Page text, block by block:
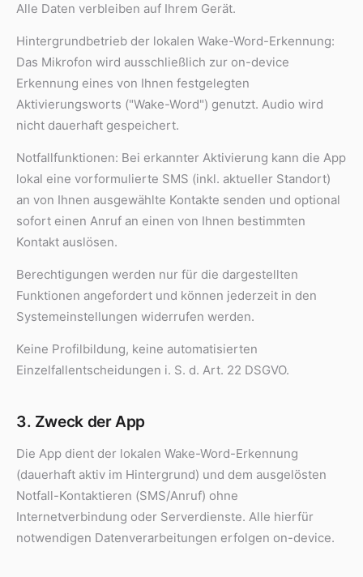
Alle Daten verbleiben auf Ihrem Gerät.
Hintergrundbetrieb der lokalen Wake-Word-Erkennung:
Das Mikrofon wird ausschließlich zur on-device
Erkennung eines von Ihnen festgelegten
Aktivierungsworts ("Wake-Word") genutzt. Audio wird
nicht dauerhaft gespeichert.
Notfallfunktionen: Bei erkannter Aktivierung kann die App
lokal eine vorformulierte SMS (inkl. aktueller Standort)
an von Ihnen ausgewählte Kontakte senden und optional
sofort einen Anruf an einen von Ihnen bestimmten
Kontakt auslösen.
Berechtigungen werden nur für die dargestellten
Funktionen angefordert und können jederzeit in den
Systemeinstellungen widerrufen werden.
Keine Profilbildung, keine automatisierten
Einzelfallentscheidungen i. S. d. Art. 22 DSGVO.
3. Zweck der App
Die App dient der lokalen Wake-Word-Erkennung
(dauerhaft aktiv im Hintergrund) und dem ausgelösten
Notfall-Kontaktieren (SMS/Anruf) ohne
Internetverbindung oder Serverdienste. Alle hierfür
notwendigen Datenverarbeitungen erfolgen on-device.